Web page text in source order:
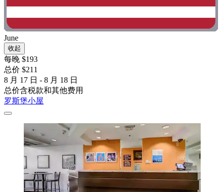
June
收起
每晚 $193
总价 $211
8 月 17 日 - 8 月 18 日
总价含税款和其他费用
罗斯堡小屋